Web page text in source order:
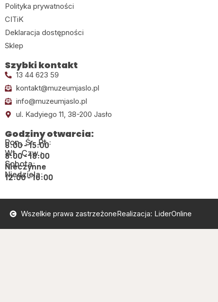
Polityka prywatności
CITiK
Deklaracja dostępności
Sklep
Szybki kontakt
13 44 623 59
kontakt@muzeumjaslo.pl
info@muzeumjaslo.pl
ul. Kadyiego 11, 38-200 Jasło
Godziny otwarcia:
Pon., Śr., Pt.:
8:00 - 15:00
Wt., Czw.:
8:00 - 18:00
Sobota:
Nieczynne
Niedziela:
12:00 - 16:00
Wszelkie prawa zastrzeżoneRealizacja: LiderOnline